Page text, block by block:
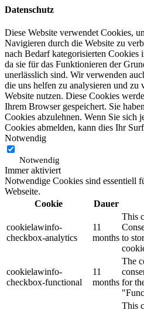
Datenschutz
Diese Website verwendet Cookies,
Navigieren durch die Website zu
nach Bedarf kategorisierten Cookies
da sie für das Funktionieren der
unerlässlich sind. Wir verwenden
die uns helfen zu analysieren und zu
Website nutzen. Diese Cookies
Ihrem Browser gespeichert. Sie
Cookies abzulehnen. Wenn Sie sich
Cookies abmelden, kann dies Ihr
Notwendig
Notwendig
Immer aktiviert
Notwendige Cookies sind essentiell
Webseite.
Cookie
Dauer
cookielawinfo-
checkbox-analytics
11
months
This
to
cookielawinfo-
checkbox-functional
11
months
The
for
This